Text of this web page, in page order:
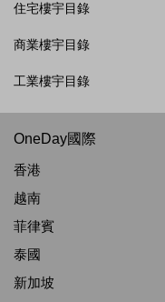
住宅樓宇目錄
商業樓宇目錄
工業樓宇目錄
OneDay國際
香港
越南
菲律賓
泰國
新加坡